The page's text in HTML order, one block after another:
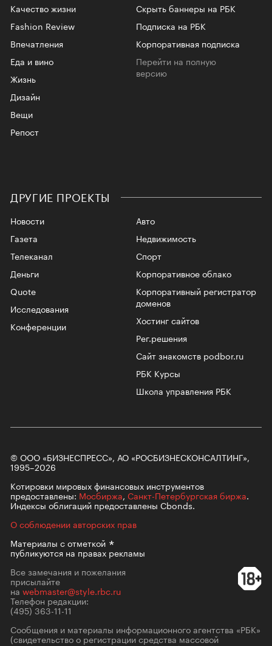
Качество жизни
Fashion Review
Впечатления
Еда и вино
Жизнь
Дизайн
Вещи
Репост
Скрыть баннеры на РБК
Подписка на РБК
Корпоративная подписка
Перейти на полную
версию
ДРУГИЕ ПРОЕКТЫ
Новости
Газета
Телеканал
Авто
Недвижимость
Спорт
Корпоративное облако
Корпоративный регистратор
доменов
Хостинг сайтов
Рег.решения
Сайт знакомств podbor.ru
РБК Курсы
Школа управления РБК
Деньги
Quote
Исследования
Конференции
© ООО «БИЗНЕСПРЕСС», АО «РОСБИЗНЕСКОНСАЛТИНГ»,
1995–2026
Котировки мировых финансовых инструментов
предоставлены: Мосбиржа, Санкт-Петербургская биржа.
Индексы облигаций предоставлены Cbonds.
О соблюдении авторских прав
Материалы сотметкой
публикуются на правах рекламы
Все замечания и пожелания
присылайте
на webmaster@style.rbc.ru
Телефон редакции:
(495) 363-11-11
Сообщения и материалы информационного агентства «РБК»
(свидетельство о регистрации средства массовой